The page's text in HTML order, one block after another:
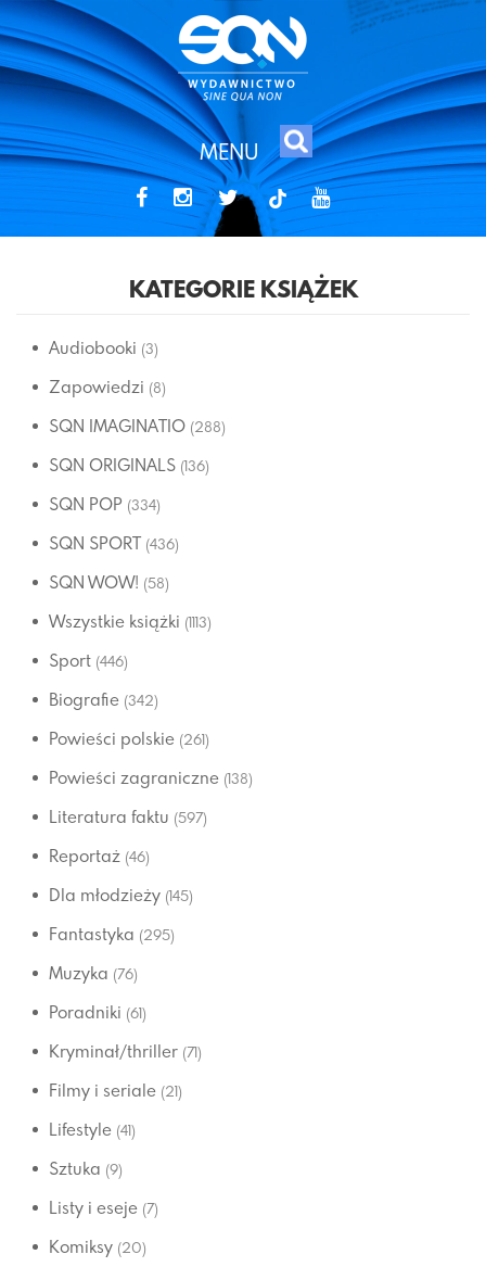
MENU
tiktok
KATEGORIE KSIĄŻEK
Audiobooki (3)
Zapowiedzi (8)
SQN IMAGINATIO (288)
SQN ORIGINALS (136)
SQN POP (334)
SQN SPORT (436)
SQN WOW! (58)
Wszystkie książki (1113)
Sport (446)
Biografie (342)
Powieści polskie (261)
Powieści zagraniczne (138)
Literatura faktu (597)
Reportaż (46)
Dla młodzieży (145)
Fantastyka (295)
Muzyka (76)
Poradniki (61)
Kryminał/thriller (71)
Filmy i seriale (21)
Lifestyle (41)
Sztuka (9)
Listy i eseje (7)
Komiksy (20)